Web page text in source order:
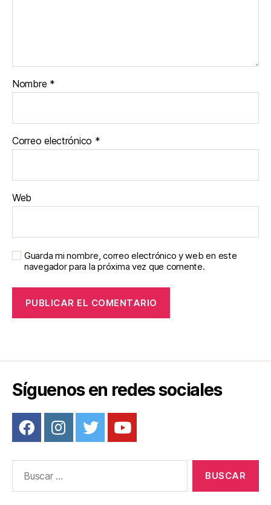
Nombre *
Correo electrónico *
Web
Guarda mi nombre, correo electrónico y web en este
navegador para la próxima vez que comente.
Síguenos en redes sociales